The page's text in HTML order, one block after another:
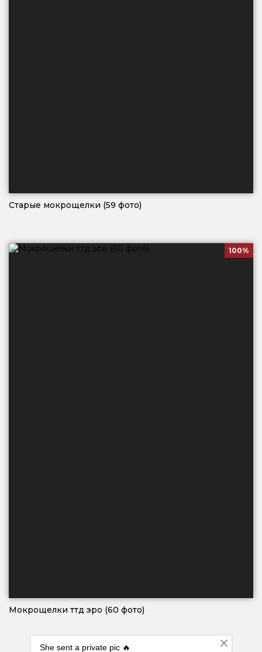
Старые мокрощелки (59 фото)
Мокрощелки ттд эро (60 фото)
100%